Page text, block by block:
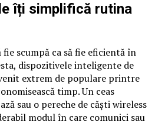
îți simplifică rutina
scumpă ca să fie eficientă în
dispozitivele inteligente de
extrem de populare printre
timp. Un ceas
sau o pereche de căști wireless
modul în care comunici sau